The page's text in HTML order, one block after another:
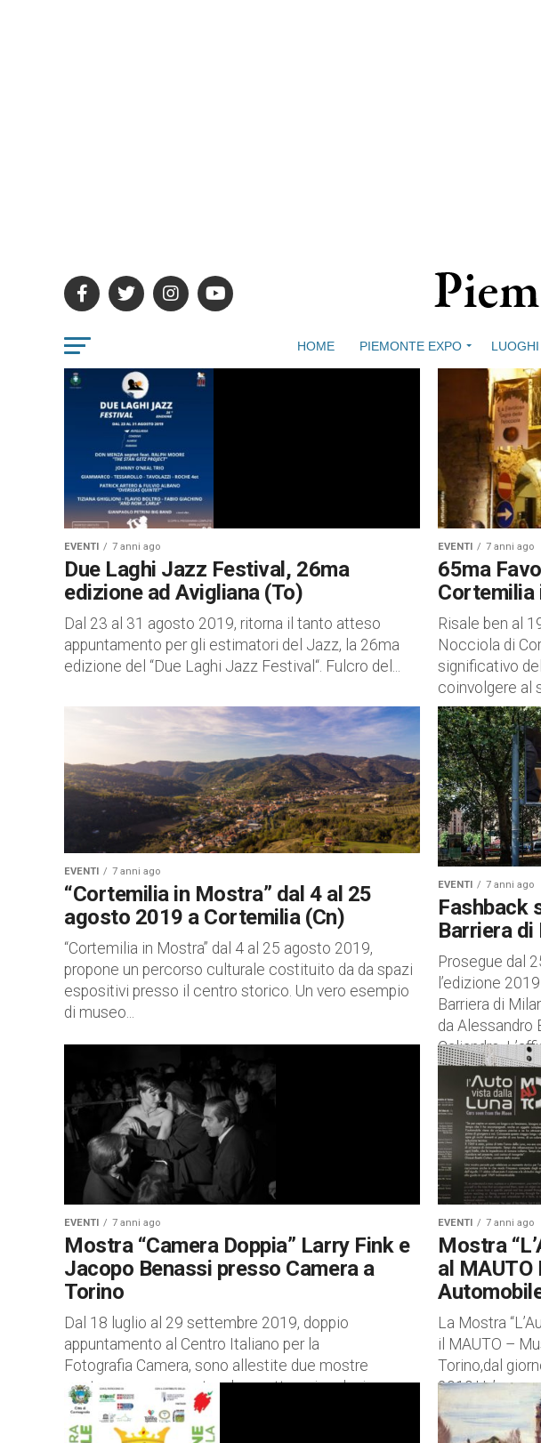
HOME PIEMONTE EXPO LUOGHI
EVENTI 7 anni ago
Due Laghi Jazz Festival, 26ma
edizione ad Avigliana (To)
Dal 23 al 31 agosto 2019, ritorna il tanto atteso
appuntamento per gli estimatori del Jazz, la 26ma
edizione del “Due Laghi Jazz Festival“. Fulcro del...
EVENTI 7 anni ago
65ma
Cortemilia
Risale ben al
Nocciola di
significativo
coinvolgere al
EVENTI 7 anni ago
“Cortemilia in Mostra” dal 4 al 25
agosto 2019 a Cortemilia (Cn)
“Cortemilia in Mostra” dal 4 al 25 agosto 2019,
propone un percorso culturale costituito da da spazi
espositivi presso il centro storico. Un vero esempio
di museo...
EVENTI 7 anni ago
Fashback
Barriera di
Prosegue dal
l’edizione
Barriera di
da Alessandro
Caliandro.
EVENTI 7 anni ago
Mostra “Camera Doppia” Larry Fink e
Jacopo Benassi presso Camera a
Torino
Dal 18 luglio al 29 settembre 2019, doppio
appuntamento al Centro Italiano per la
Fotografia Camera, sono allestite due mostre
contemporaneamente, che mettono in relazione e a
confronto...
EVENTI 7 anni ago
Mostra
al MAUTO
La Mostra
il MAUTO –
Torino,dal